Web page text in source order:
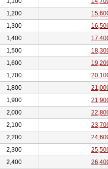
1,200
1,300
1,400
1,500
1,600
1,700
1,800
1,900
2,000
2,100
2,200
2,300
2,400